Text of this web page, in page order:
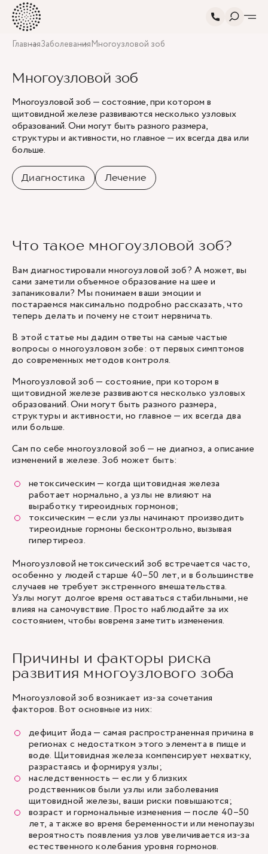
ГлавнаяЗаболеванияМногоузловой зоб
Многоузловой зоб
Многоузловой зоб — состояние, при котором в
щитовидной железе развиваются несколько узловых
образований. Они могут быть разного размера,
структуры и активности, но главное — их всегда два или
больше.
Диагностика Лечение
Что такое многоузловой зоб?
Вам диагностировали многоузловой зоб? А может, вы
сами заметили объемное образование на шее и
запаниковали? Мы понимаем ваши эмоции и
постараемся максимально подробно рассказать, что
теперь делать и почему не стоит нервничать.
В этой статье мы дадим ответы на самые частые
вопросы о многоузловом зобе: от первых симптомов
до современных методов контроля.
Многоузловой зоб — состояние, при котором в
щитовидной железе развиваются несколько узловых
образований. Они могут быть разного размера,
структуры и активности, но главное — их всегда два
или больше.
Сам по себе многоузловой зоб — не диагноз, а описание
изменений в железе. Зоб может быть:
нетоксическим — когда щитовидная железа
работает нормально, а узлы не влияют на
выработку тиреоидных гормонов;
токсическим — если узлы начинают производить
тиреоидные гормоны бесконтрольно, вызывая
гипертиреоз.
Многоузловой нетоксический зоб встречается часто,
особенно у людей старше 40–50 лет, и в большинстве
случаев не требует экстренного вмешательства.
Узлы могут долгое время оставаться стабильными, не
влияя на самочувствие. Просто наблюдайте за их
состоянием, чтобы вовремя заметить изменения.
Причины и факторы риска
развития многоузлового зоба
Многоузловой зоб возникает из-за сочетания
факторов. Вот основные из них:
дефицит йода — самая распространенная причина в
регионах с недостатком этого элемента в пище и
воде. Щитовидная железа компенсирует нехватку,
разрастаясь и формируя узлы;
наследственность — если у близких
родственников были узлы или заболевания
щитовидной железы, ваши риски повышаются;
возраст и гормональные изменения — после 40–50
лет, а также во время беременности или менопаузы
вероятность появления узлов увеличивается из-за
естественного колебания уровня гормонов.